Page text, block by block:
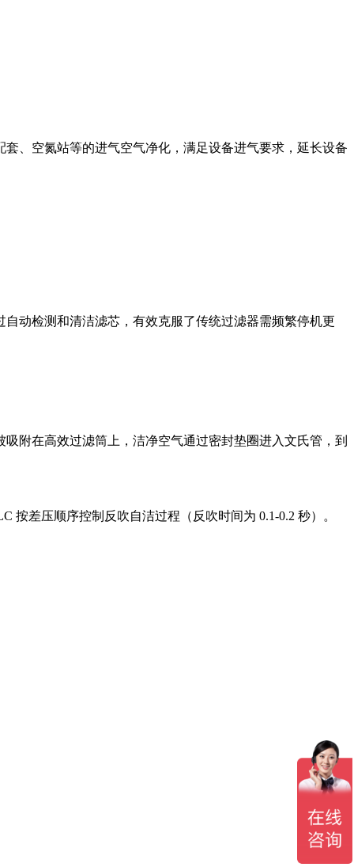
、空氮站等的进气空气净化，满足设备进气要求，延长设备
动检测和清洁滤芯，有效克服了传统过滤器需频繁停机更
附在高效过滤筒上，洁净空气通过密封垫圈进入文氏管，到
按差压顺序控制反吹自洁过程（反吹时间为 0.1-0.2 秒）。